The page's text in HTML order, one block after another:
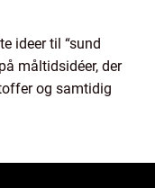
ideer til “sund
måltidsidéer, der
og samtidig